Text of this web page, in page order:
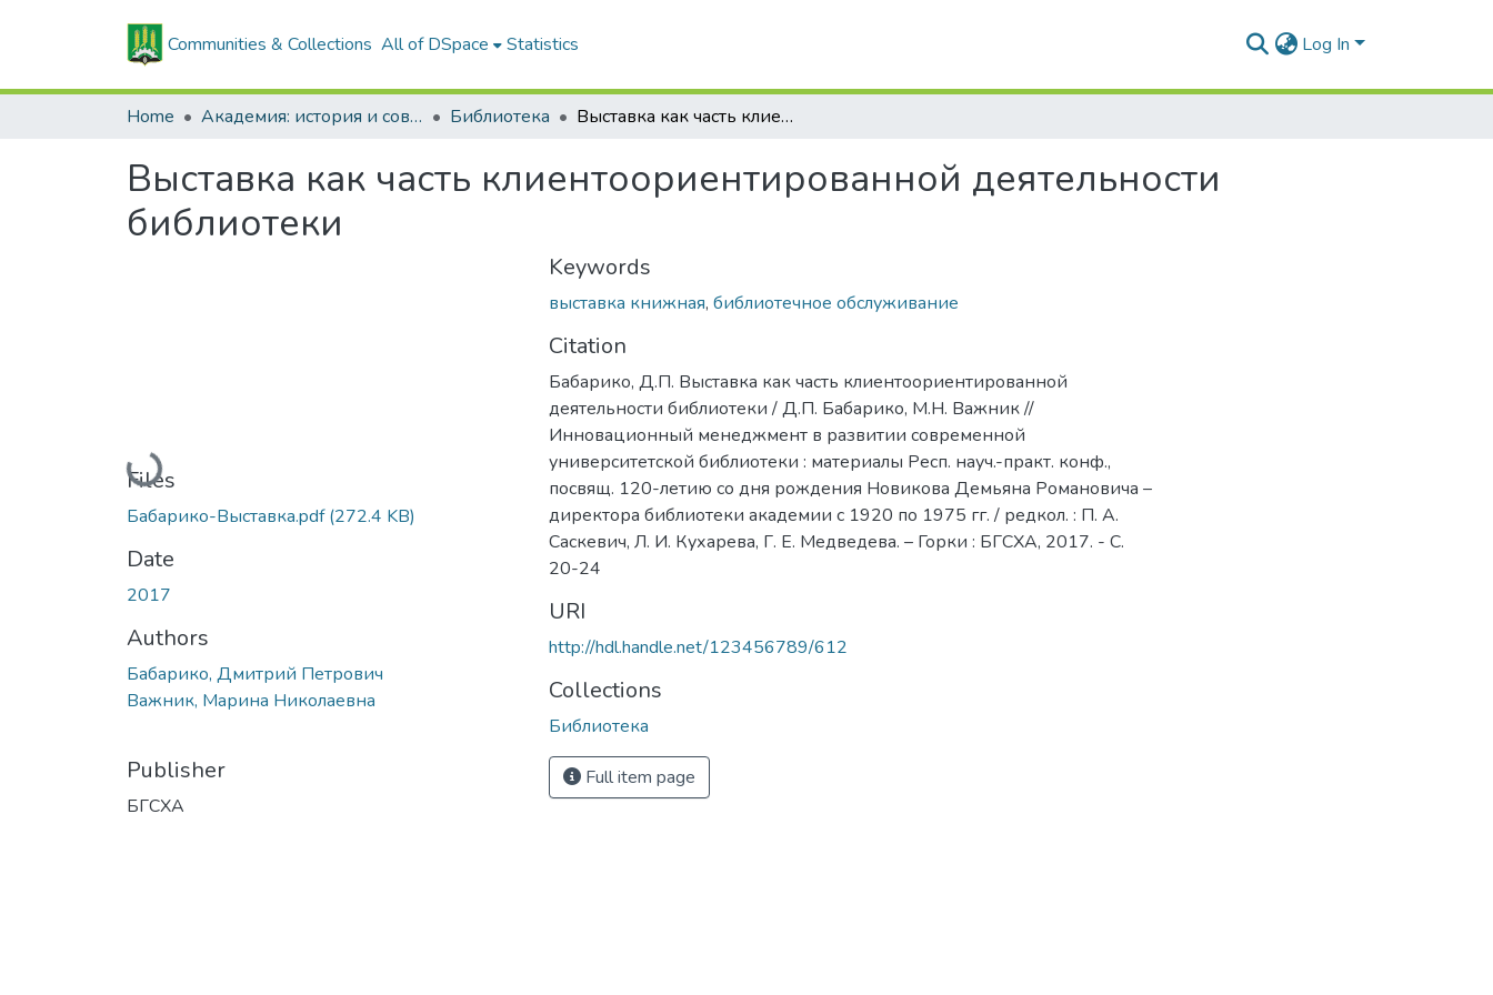
Communities & Collections All of DSpace Statistics Log In
Home Академия: история и современность Библиотека Выставка как часть клиентоориентированной деятельности библиотеки
Выставка как часть клиентоориентированной деятельности
библиотеки
Loading...
Files
Бабарико-Выставка.pdf(272.4 KB)
Date
2017
Authors
Бабарико, Дмитрий Петрович
Важник, Марина Николаевна
Publisher
БГСХА
Keywords
выставка книжная, библиотечное обслуживание
Citation
Бабарико, Д.П. Выставка как часть клиентоориентированной
деятельности библиотеки / Д.П. Бабарико, М.Н. Важник //
Инновационный менеджмент в развитии современной
университетской библиотеки : материалы Респ. науч.-практ. конф.,
посвящ. 120-летию со дня рождения Новикова Демьяна Романовича –
директора библиотеки академии с 1920 по 1975 гг. / редкол. : П. А.
Саскевич, Л. И. Кухарева, Г. Е. Медведева. – Горки : БГСХА, 2017. - С.
20-24
URI
http://hdl.handle.net/123456789/612
Collections
Библиотека
Full item page